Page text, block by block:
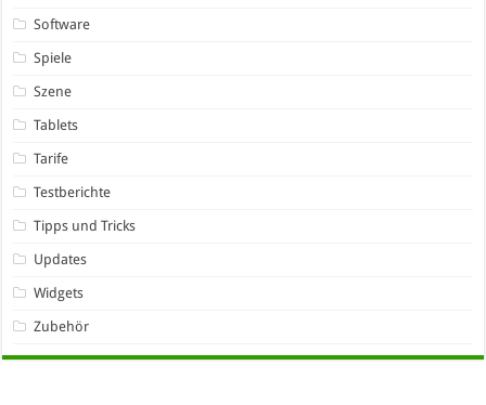
Software
Spiele
Szene
Tablets
Tarife
Testberichte
Tipps und Tricks
Updates
Widgets
Zubehör